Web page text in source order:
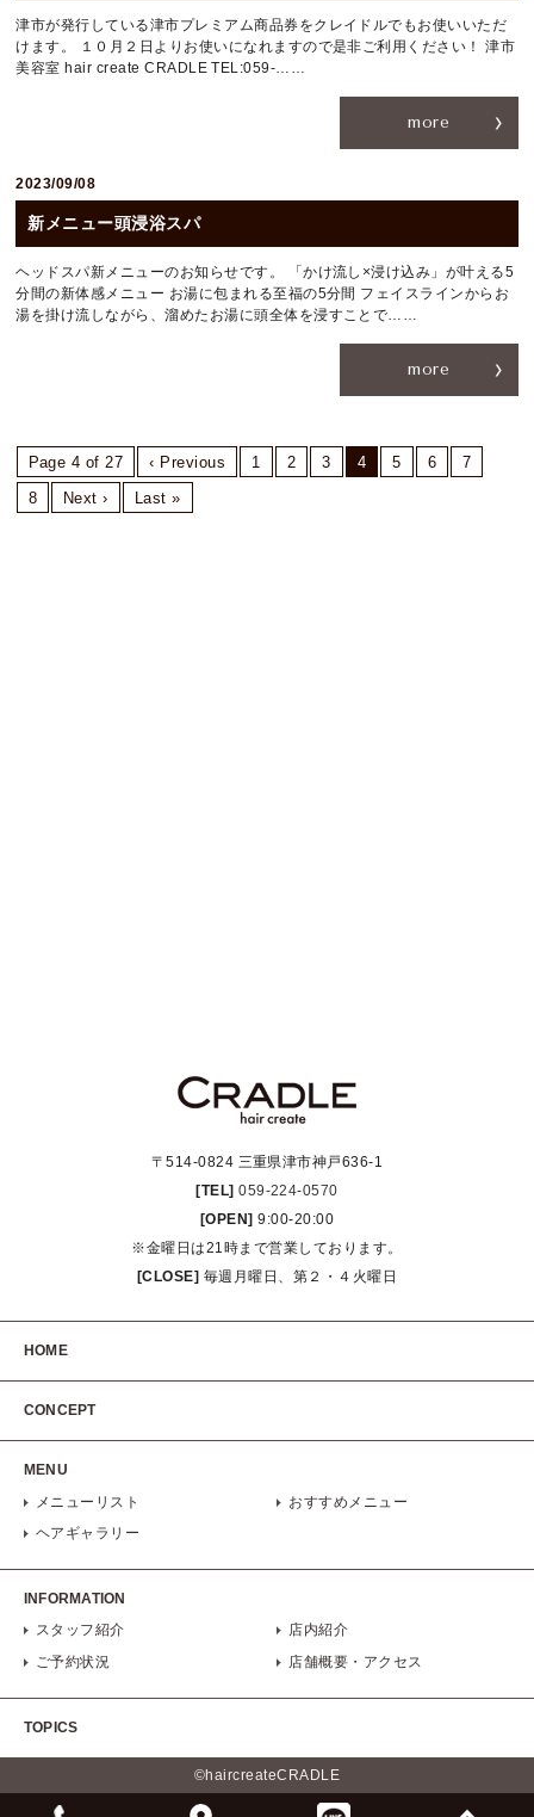
津市が発行している津市プレミアム商品券をクレイドルでもお使いいただ
けます。 １０月２日よりお使いになれますので是非ご利用ください！ 津市
美容室 hair create CRADLE TEL:059-……
more
2023/09/08
新メニュー頭浸浴スパ
ヘッドスパ新メニューのお知らせです。 「かけ流し×浸け込み」が叶える5
分間の新体感メニュー お湯に包まれる至福の5分間 フェイスラインからお
湯を掛け流しながら、溜めたお湯に頭全体を浸すことで……
more
Page 4 of 27 ‹ Previous 1 2 3 4 5 6
7
8
Next › Last »
〒514-0824 三重県津市神戸636-1
[TEL] 059-224-0570
[OPEN] 9:00-20:00
※金曜日は21時まで営業しております。
[CLOSE] 毎週月曜日、第２・４火曜日
HOME
CONCEPT
MENU
メニューリスト
おすすめメニュー
ヘアギャラリー
INFORMATION
スタッフ紹介
店内紹介
ご予約状況
店舗概要・アクセス
TOPICS
©haircreateCRADLE